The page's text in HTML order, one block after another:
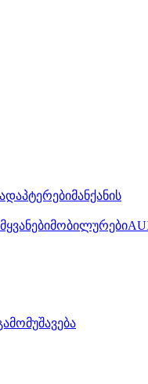
მანქანის
მობილურები